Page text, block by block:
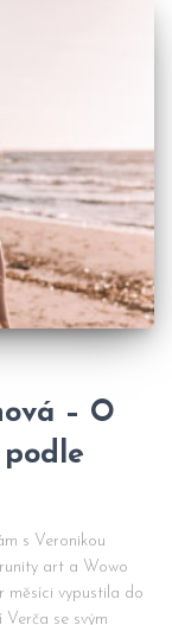
– O
s Veronikou
art a Wowo
měsíci vypustila do
se svým